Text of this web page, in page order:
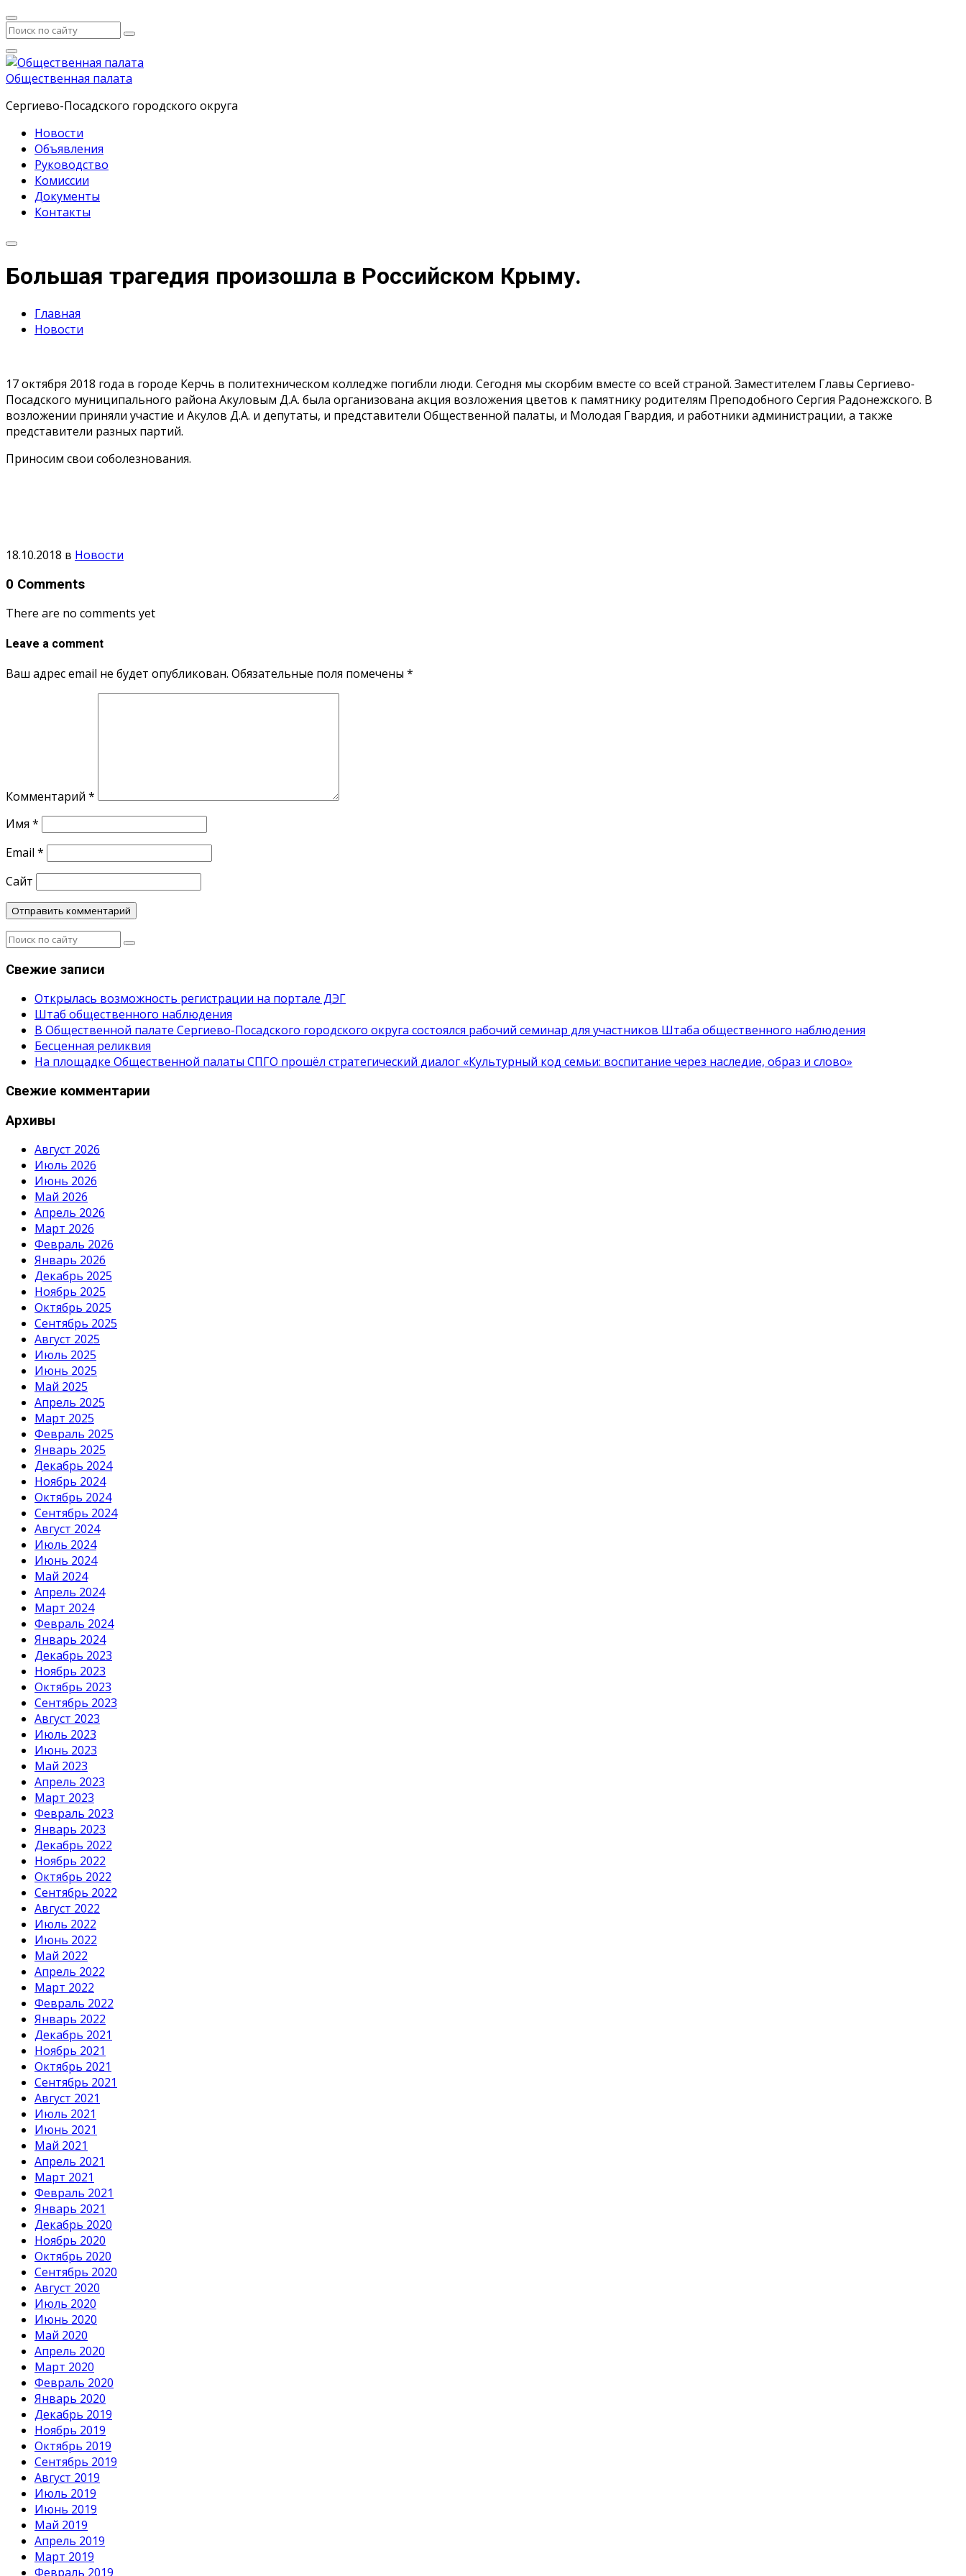
Общественная палата
Сергиево-Посадского городского округа
Новости
Объявления
Руководство
Комиссии
Документы
Контакты
Большая трагедия произошла в Российском Крыму.
Главная
Новости
17 октября 2018 года в городе Керчь в политехническом колледже погибли люди. Сегодня мы скорбим вместе со всей страной. Заместителем Главы Сергиево-
Посадского муниципального района Акуловым Д.А. была организована акция возложения цветов к памятнику родителям Преподобного Сергия Радонежского. В
возложении приняли участие и Акулов Д.А. и депутаты, и представители Общественной палаты, и Молодая Гвардия, и работники администрации, а также
представители разных партий.
Приносим свои соболезнования.
18.10.2018 в Новости
0 Comments
There are no comments yet
Leave a comment
Ваш адрес email не будет опубликован. Обязательные поля помечены *
Комментарий *
Имя *
Email *
Сайт
Свежие записи
Открылась возможность регистрации на портале ДЭГ
Штаб общественного наблюдения
В Общественной палате Сергиево-Посадского городского округа состоялся рабочий семинар для участников Штаба общественного наблюдения
Бесценная реликвия
На площадке Общественной палаты СПГО прошёл стратегический диалог «Культурный код семьи: воспитание через наследие, образ и слово»
Свежие комментарии
Архивы
Август 2026
Июль 2026
Июнь 2026
Май 2026
Апрель 2026
Март 2026
Февраль 2026
Январь 2026
Декабрь 2025
Ноябрь 2025
Октябрь 2025
Сентябрь 2025
Август 2025
Июль 2025
Июнь 2025
Май 2025
Апрель 2025
Март 2025
Февраль 2025
Январь 2025
Декабрь 2024
Ноябрь 2024
Октябрь 2024
Сентябрь 2024
Август 2024
Июль 2024
Июнь 2024
Май 2024
Апрель 2024
Март 2024
Февраль 2024
Январь 2024
Декабрь 2023
Ноябрь 2023
Октябрь 2023
Сентябрь 2023
Август 2023
Июль 2023
Июнь 2023
Май 2023
Апрель 2023
Март 2023
Февраль 2023
Январь 2023
Декабрь 2022
Ноябрь 2022
Октябрь 2022
Сентябрь 2022
Август 2022
Июль 2022
Июнь 2022
Май 2022
Апрель 2022
Март 2022
Февраль 2022
Январь 2022
Декабрь 2021
Ноябрь 2021
Октябрь 2021
Сентябрь 2021
Август 2021
Июль 2021
Июнь 2021
Май 2021
Апрель 2021
Март 2021
Февраль 2021
Январь 2021
Декабрь 2020
Ноябрь 2020
Октябрь 2020
Сентябрь 2020
Август 2020
Июль 2020
Июнь 2020
Май 2020
Апрель 2020
Март 2020
Февраль 2020
Январь 2020
Декабрь 2019
Ноябрь 2019
Октябрь 2019
Сентябрь 2019
Август 2019
Июль 2019
Июнь 2019
Май 2019
Апрель 2019
Март 2019
Февраль 2019